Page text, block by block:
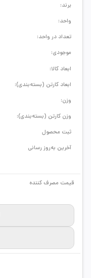
ابعاد کالا:
ابعاد کارتن (بسته‌بندی):
وزن:
وزن کارتن (بسته‌بندی):
ثبت محصول
آخرین به‌روز رسانی
برند:
واحد:
تعداد در واحد:
موجودی:
قیمت مصرف کننده